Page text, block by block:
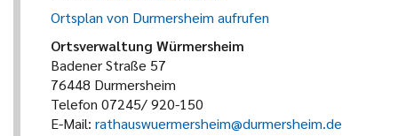
Ortsplan von Durmersheim aufrufen
Ortsverwaltung Würmersheim
Badener Straße 57
76448 Durmersheim
Telefon 07245/ 920-150
E-Mail: rathauswuermersheim@durmersheim.de